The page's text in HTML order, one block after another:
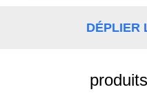
DÉPLIER